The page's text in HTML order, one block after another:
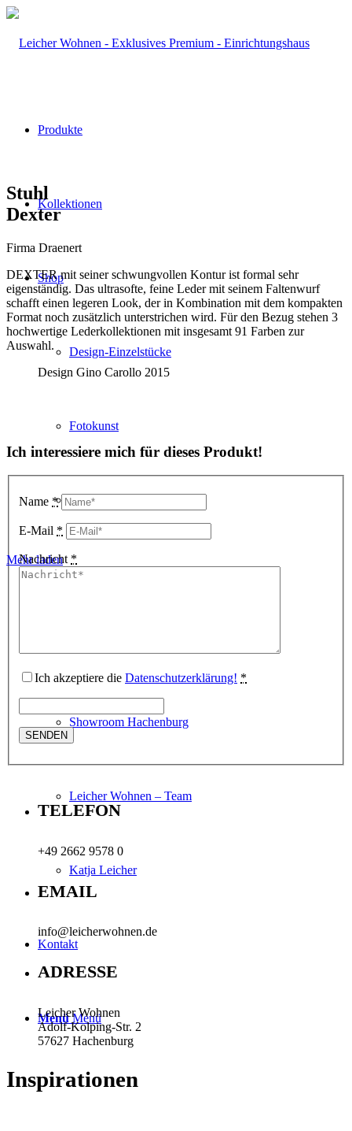
Produkte
Kollektionen
Shop
Design-Einzelstücke
Fotokunst
3D Visualisierungen
Geschenkgutscheine
Showroom Hachenburg
Leicher Wohnen – Team
Katja Leicher
Kontakt
Menü Menü
Stuhl
Dexter
Firma Draenert
DEXTER mit seiner schwungvollen Kontur ist formal sehr
eigenständig. Das ultrasofte, feine Leder mit seinem Faltenwurf
schafft einen legeren Look, der in Kombination mit dem kompakten
Format noch zusätzlich unterstrichen wird. Für den Bezug stehen 3
hochwertige Lederkollektionen mit insgesamt 91 Farben zur
Auswahl.
Design Gino Carollo 2015
Mehr laden
Ich interessiere mich für dieses Produkt!
Name *
E-Mail *
Nachricht *
Ich akzeptiere die Datenschutzerklärung! *
TELEFON
+49 2662 9578 0
EMAIL
info@leicherwohnen.de
ADRESSE
Leicher Wohnen
Adolf-Kolping-Str. 2
57627 Hachenburg
Inspirationen